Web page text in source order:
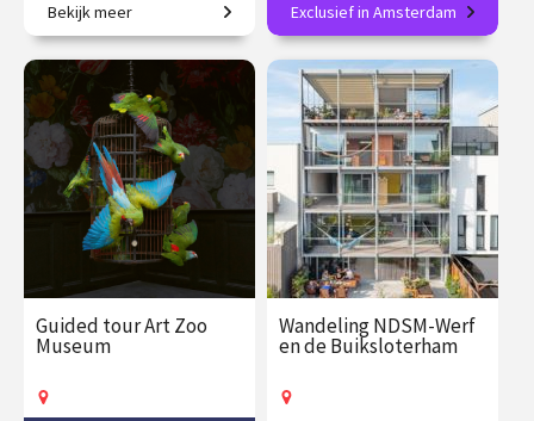
Verhalen en legendarische
muziek in het hart van de
stad.
€ 27.50
vanaf 20
aug.
Op locatie
Bekijk meer
Leer de basistechniek van
een eeuwenoude ambacht.
€ 165.00
vanaf 21
aug.
Op locatie
Exclusief in Amsterdam
Guided tour Art Zoo
Museum
Wandeling NDSM-Werf
en de Buiksloterham